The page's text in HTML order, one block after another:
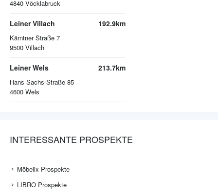
4840 Vöcklabruck
Leiner Villach
Kärntner Straße 7
9500 Villach
192.9km
Leiner Wels
Hans Sachs-Straße 85
4600 Wels
213.7km
INTERESSANTE PROSPEKTE
Möbelix Prospekte
LIBRO Prospekte